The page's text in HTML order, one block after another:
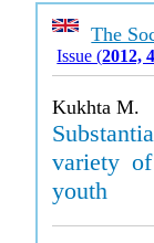
The
Issue (2012,
Kukhta M.
variety
youth